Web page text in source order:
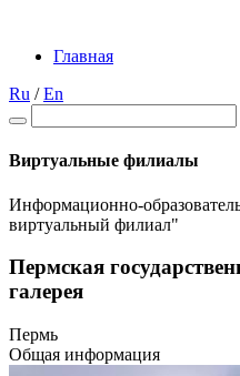
Главная
Ru /En
Виртуальные филиалы
Информационно-
виртуальный филиал"
Пермская
галерея
Пермь
Общая информация